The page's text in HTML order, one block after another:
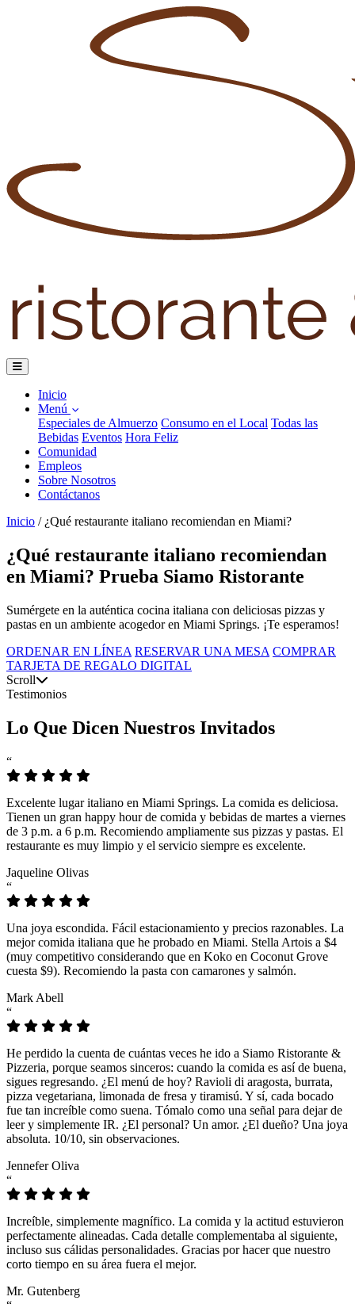
Inicio
Menú
Especiales de Almuerzo Consumo en el Local Todas las
Bebidas Eventos Hora Feliz
Comunidad
Empleos
Sobre Nosotros
Contáctanos
Inicio / ¿Qué restaurante italiano recomiendan en Miami?
¿Qué restaurante italiano recomiendan
en Miami? Prueba Siamo Ristorante
Sumérgete en la auténtica cocina italiana con deliciosas pizzas y
pastas en un ambiente acogedor en Miami Springs. ¡Te esperamos!
ORDENAR EN LÍNEA RESERVAR UNA MESA COMPRAR
TARJETA DE REGALO DIGITAL
Scroll
Testimonios
Lo Que Dicen Nuestros Invitados
“
Excelente lugar italiano en Miami Springs. La comida es deliciosa.
Tienen un gran happy hour de comida y bebidas de martes a viernes
de 3 p.m. a 6 p.m. Recomiendo ampliamente sus pizzas y pastas. El
restaurante es muy limpio y el servicio siempre es excelente.
Jaqueline Olivas
“
Una joya escondida. Fácil estacionamiento y precios razonables. La
mejor comida italiana que he probado en Miami. Stella Artois a $4
(muy competitivo considerando que en Koko en Coconut Grove
cuesta $9). Recomiendo la pasta con camarones y salmón.
Mark Abell
“
He perdido la cuenta de cuántas veces he ido a Siamo Ristorante &
Pizzeria, porque seamos sinceros: cuando la comida es así de buena,
sigues regresando. ¿El menú de hoy? Ravioli di aragosta, burrata,
pizza vegetariana, limonada de fresa y tiramisú. Y sí, cada bocado
fue tan increíble como suena. Tómalo como una señal para dejar de
leer y simplemente IR. ¿El personal? Un amor. ¿El dueño? Una joya
absoluta. 10/10, sin observaciones.
Jennefer Oliva
“
Increíble, simplemente magnífico. La comida y la actitud estuvieron
perfectamente alineadas. Cada detalle complementaba al siguiente,
incluso sus cálidas personalidades. Gracias por hacer que nuestro
corto tiempo en su área fuera el mejor.
Mr. Gutenberg
“